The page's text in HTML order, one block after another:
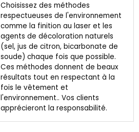
Choisissez des méthodes
respectueuses de l'environnement
comme la finition au laser et les
agents de décoloration naturels
(sel, jus de citron, bicarbonate de
soude) chaque fois que possible.
Ces méthodes donnent de beaux
résultats tout en respectant à la
fois le vêtement et
l'environnement.. Vos clients
apprécieront la responsabilité.